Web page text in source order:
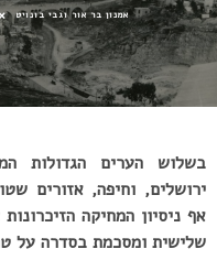
אמנון בר אור וגבי בונויט
בשלוש הערים הגדולות
ירושלים, וחיפה, אזורים
אף ניסיון המחיקה
שלישית ומסכמת בסדרה על